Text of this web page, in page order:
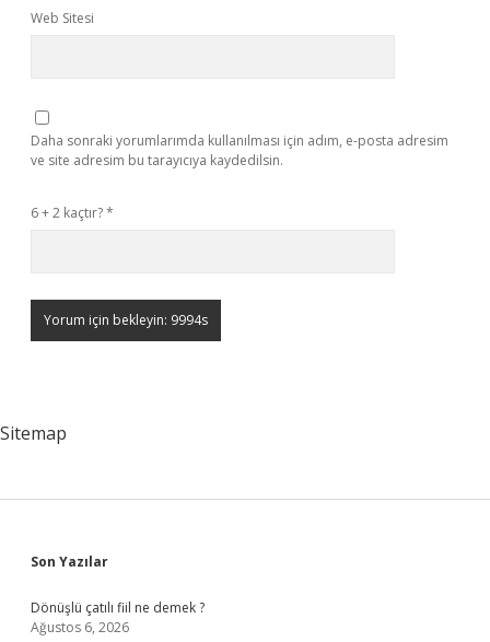
Web Sitesi
Daha sonraki yorumlarımda kullanılması için adım, e-posta adresim
ve site adresim bu tarayıcıya kaydedilsin.
6 + 2 kaçtır?*
Sitemap
Sidebar
Son Yazılar
Dönüşlü çatılı fiil ne demek ?
Ağustos 6, 2026